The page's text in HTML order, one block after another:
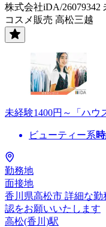
株式会社iDA/26079342
コスメ販売 高松三越
未経験1400円～「ハ
ビューティー系
勤務地
面接地
香川県高松市 詳細な
認をお願いいたします
高松(香川)駅